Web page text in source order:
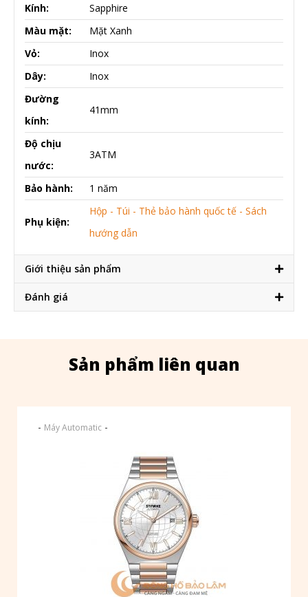
Kính:
Sapphire
Màu mặt:
Mặt Xanh
Vỏ:
Inox
Dây:
Inox
Đường
kính:
41mm
Độ chịu
nước:
3ATM
Bảo hành: 1 năm
Phụ kiện:
Hộp - Túi - Thẻ bảo hành quốc tế - Sách
hướng dẫn
Giới thiệu sản phẩm
Đánh giá
Sản phẩm liên quan
- Máy Automatic -